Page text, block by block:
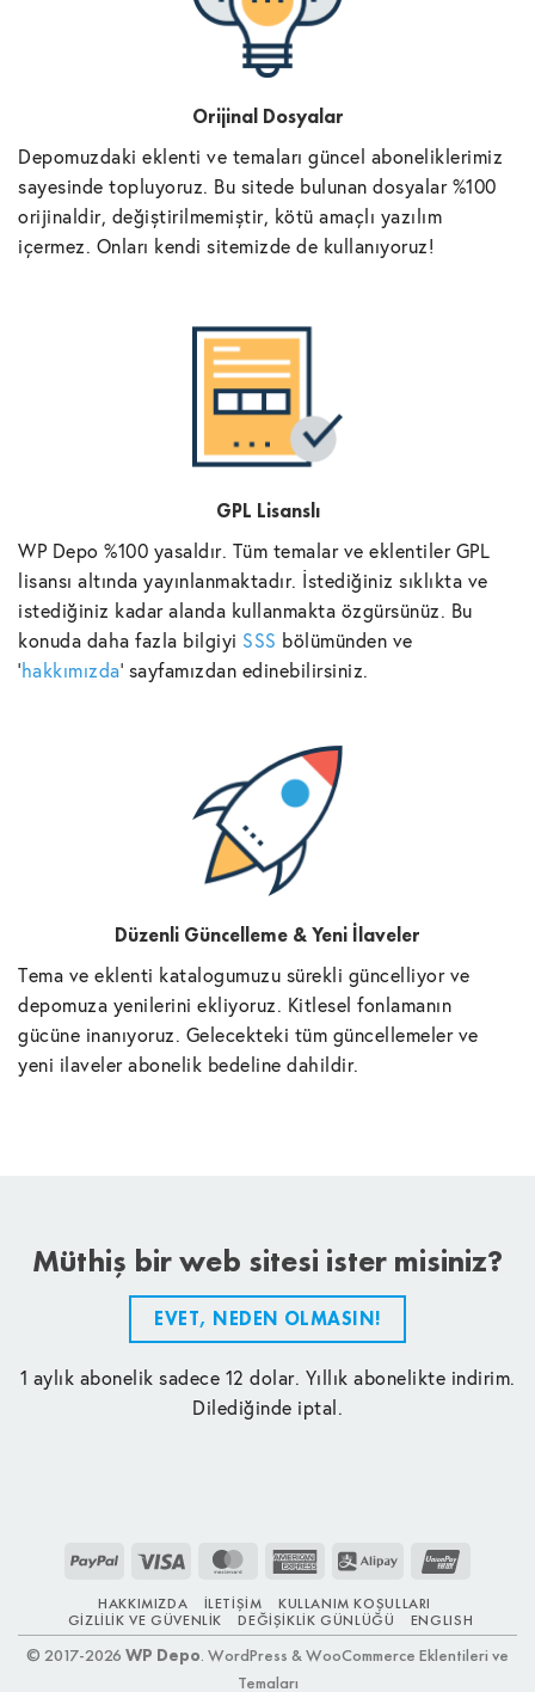
Orijinal Dosyalar
Depomuzdaki eklenti ve temaları güncel aboneliklerimiz
sayesinde topluyoruz. Bu sitede bulunan dosyalar %100
orijinaldir, değiştirilmemiştir, kötü amaçlı yazılım
içermez. Onları kendi sitemizde de kullanıyoruz!
GPL Lisanslı
WP Depo %100 yasaldır. Tüm temalar ve eklentiler GPL
lisansı altında yayınlanmaktadır. İstediğiniz sıklıkta ve
istediğiniz kadar alanda kullanmakta özgürsünüz. Bu
konuda daha fazla bilgiyi SSS bölümünden ve
'hakkımızda' sayfamızdan edinebilirsiniz.
Düzenli Güncelleme & Yeni İlaveler
Tema ve eklenti katalogumuzu sürekli güncelliyor ve
depomuza yenilerini ekliyoruz. Kitlesel fonlamanın
gücüne inanıyoruz. Gelecekteki tüm güncellemeler ve
yeni ilaveler abonelik bedeline dahildir.
Müthiş bir web sitesi ister misiniz?
EVET, NEDEN OLMASIN!
1 aylık abonelik sadece 12 dolar. Yıllık abonelikte indirim.
Dilediğinde iptal.
PayPal Visa MasterCardAmerican
Alipay
HAKKIMIZDA İLETIŞIM
KULLANIM KOŞULLARI
GIZLILIK VE GÜVENLIK
DEĞIŞIKLIK GÜNLÜĞÜ ENGLISH
© 2017-2026 WP Depo. WordPress & WooCommerce Eklentileri ve
Temaları